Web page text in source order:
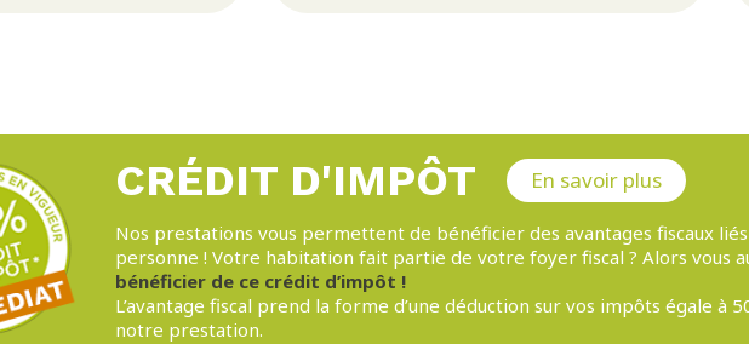
CRÉDIT D'IMPÔT En savoir plus
Nos prestations vous permettent de bénéficier des avantages fiscaux liés
personne ! Votre habitation fait partie de votre foyer fiscal ? Alors vous
bénéficier de ce crédit d’impôt !
L’avantage fiscal prend la forme d’une déduction sur vos impôts égale à
notre prestation.